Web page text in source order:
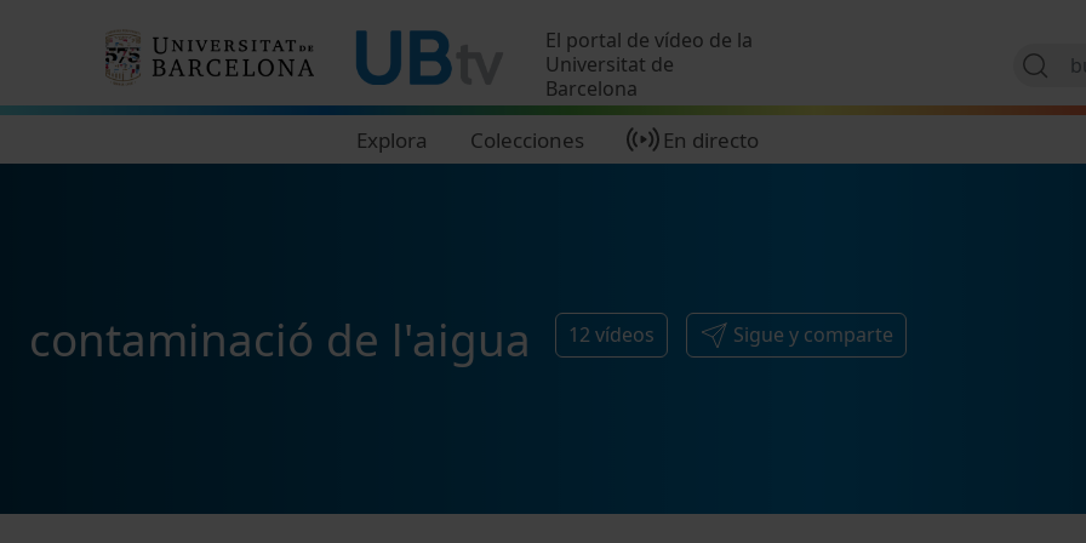
El portal de vídeo de la
Universitat de
Barcelona
Explora Colecciones En directo
contaminació de l'aigua 12 vídeos Sigue y comparte